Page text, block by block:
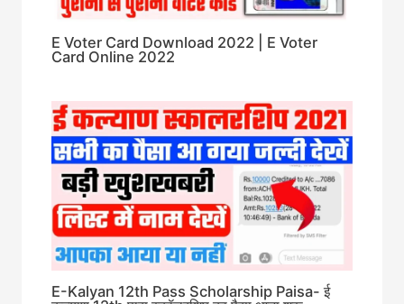
E Voter Card Download 2022 | E Voter
Card Online 2022
E-Kalyan 12th Pass Scholarship Paisa- ई